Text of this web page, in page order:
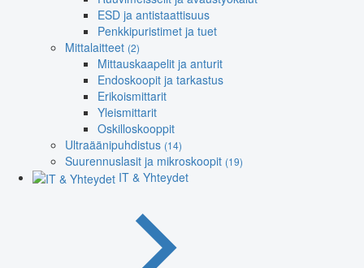
ESD ja antistaattisuus
Penkkipuristimet ja tuet
Mittalaitteet (2)
Mittauskaapelit ja anturit
Endoskoopit ja tarkastus
Erikoismittarit
Yleismittarit
Oskilloskooppit
Ultraäänipuhdistus (14)
Suurennuslasit ja mikroskoopit (19)
IT & Yhteydet